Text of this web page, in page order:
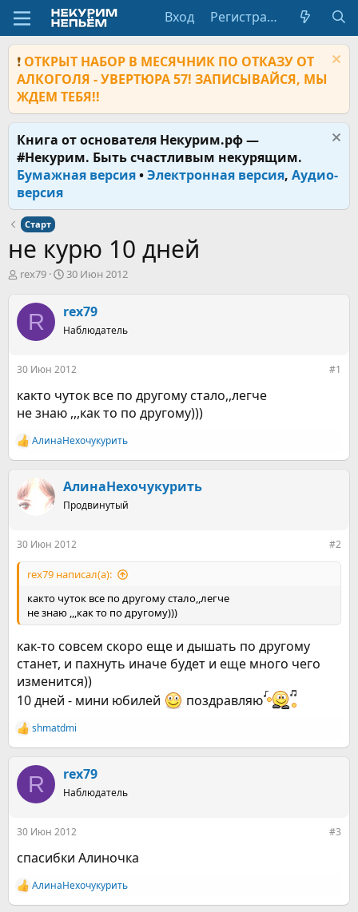
Вход Регистрация
❗ ОТКРЫТ НАБОР В МЕСЯЧНИК ПО ОТКАЗУ ОТ
АЛКОГОЛЯ - УВЕРТЮРА 57! ЗАПИСЫВАЙСЯ, МЫ
ЖДЕМ ТЕБЯ!!
Книга от основателя Некурим.рф —
#Некурим. Быть счастливым некурящим.
Бумажная версия•Электронная версия, Аудио-
версия
Старт
не курю 10 дней
А
о
р
м
rex79
Д
а
н
а
а
30 Июн 2012
R rex79
Наблюдатель
30 Июн 2012 #1
както чуток все по другому стало,,легче
не знаю ,,,как то по другому)))
Р
е
ц
и
АлинаНехочукурить
АлинаНехочукурить
Продвинутый
30 Июн 2012 #2
rex79 написал(а):
както чуток все по другому стало,,легче
не знаю ,,,как то по другому)))
как-то совсем скоро еще и дышать по другому
станет, и пахнуть иначе будет и еще много чего
изменится))
10 дней - мини юбилей
поздравляю
Р
е
к
ц
и
shmatdmi
R rex79
Наблюдатель
30 Июн 2012 #3
спасибки Алиночка
Р
е
АлинаНехочукурить